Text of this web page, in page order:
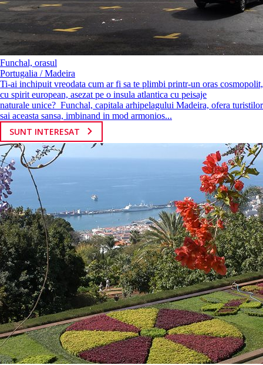
Funchal, orasul
Portugalia / Madeira
Ti-ai inchipuit vreodata cum ar fi sa te plimbi printr-un oras cosmopolit,
cu spirit european, asezat pe o insula atlantica cu peisaje
naturale unice? Funchal, capitala arhipelagului Madeira, ofera turistilor
sai aceasta sansa, imbinand in mod armonios...
SUNT INTERESAT